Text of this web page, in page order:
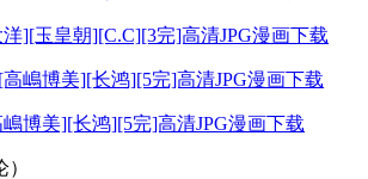
][玉皇朝][C.C][3完]高清JPG漫画下载
博美][长鸿][5完]高清JPG漫画下载